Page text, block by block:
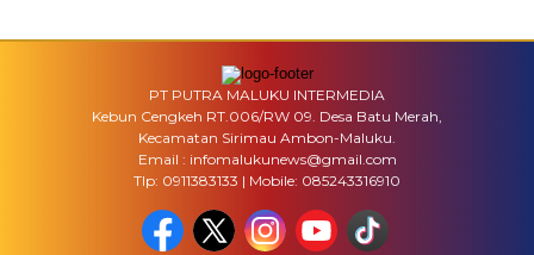
PT PUTRA MALUKU INTERMEDIA
Kebun Cengkeh RT.006/RW 09. Desa Batu Merah,
Kecamatan Sirimau Ambon-Maluku.
Email : infomalukunews@gmail.com
Tlp: 0911383133 | Mobile: 085243316910